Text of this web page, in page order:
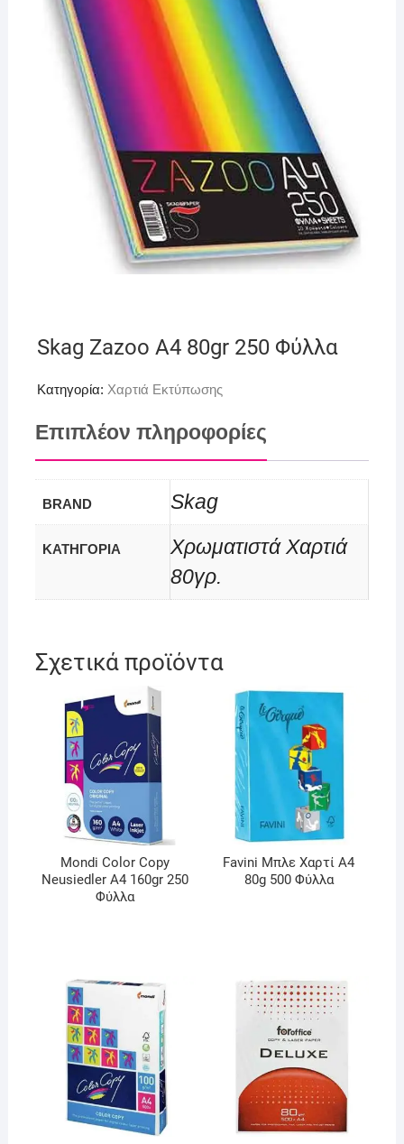
Skag Zazoo A4 80gr 250 Φύλλα
Κατηγορία: Χαρτιά Εκτύπωσης
Επιπλέον πληροφορίες
BRAND Skag
ΚΑΤΗΓΟΡΙΑ
Χρωματιστά Χαρτιά
80γρ.
Σχετικά προϊόντα
Mondi Color Copy
Neusiedler A4 160gr 250
Φύλλα
Favini Μπλε Χαρτί A4
80g 500 Φύλλα